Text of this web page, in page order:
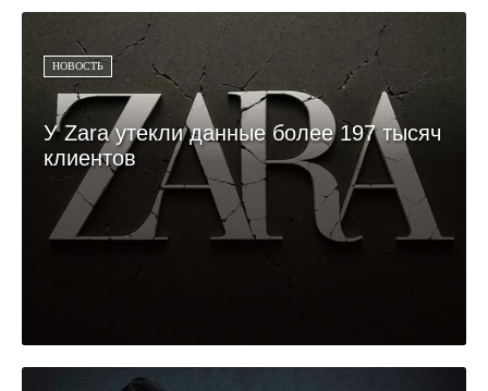
НОВОСТЬ
У Zara утекли данные более 197 тысяч
клиентов